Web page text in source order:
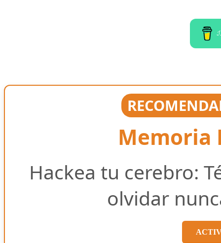
Memoria
Hackea tu cerebro:
olvidar